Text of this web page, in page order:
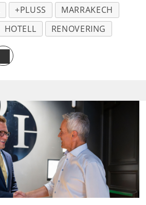
+PLUSS
MARRAKECH
HOTELL RENOVERING